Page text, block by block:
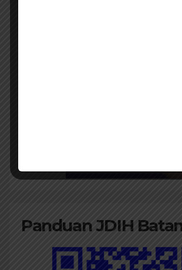
Panduan JDIH